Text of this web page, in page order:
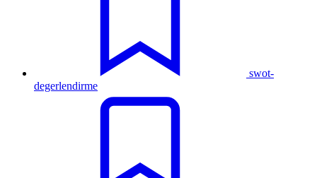
swot-
degerlendirme